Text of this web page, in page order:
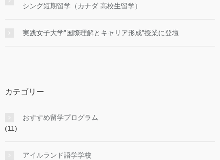
シング短期留学（カナダ 高校生留学）
実践女子大学”国際理解とキャリア形成”授業に登壇
カテゴリー
おすすめ留学プログラム
(11)
アイルランド語学学校